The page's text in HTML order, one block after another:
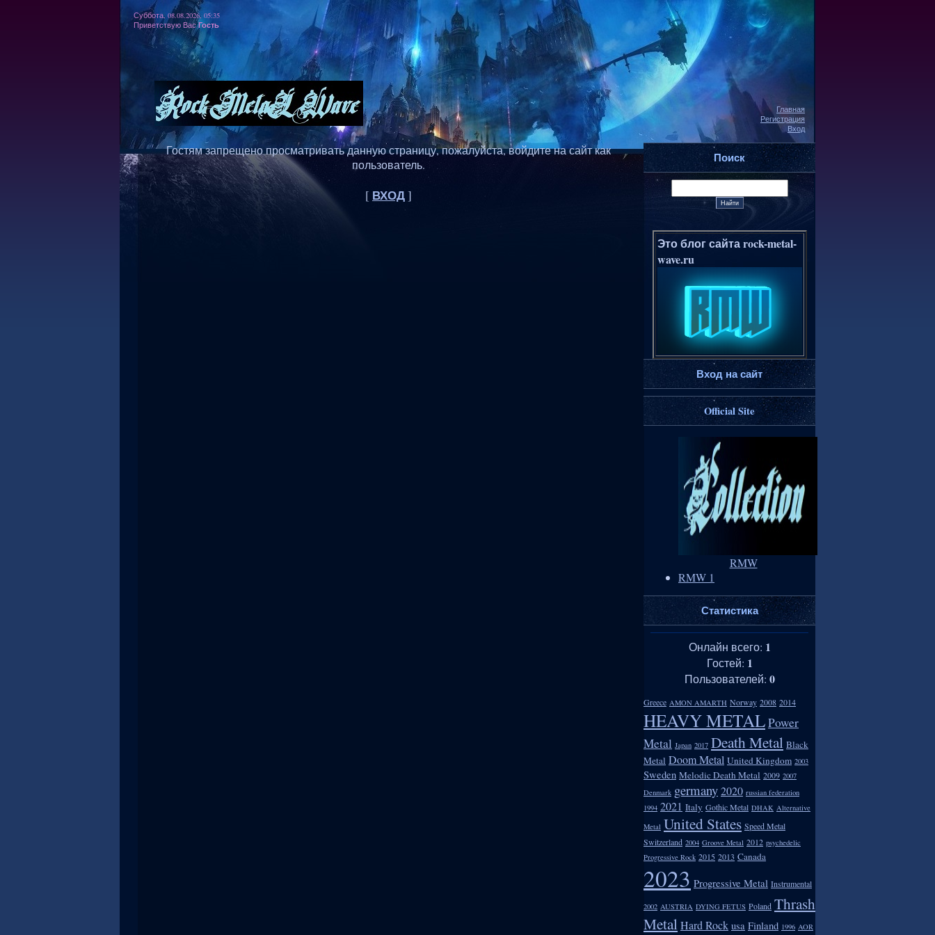
Суббота, 08.08.2026, 05:35
Приветствую Вас Гость
Главная
Регистрация
Вход
Гостям запрещено просматривать данную страницу, пожалуйста, войдите на сайт как
пользователь.
[ ВХОД]
Поиск
Это блог сайта rock-metal-
wave.ru
Вход на сайт
Official Site
RMW
RMW 1
Статистика
Онлайн всего: 1
Гостей: 1
Пользователей: 0
Greece AMON AMARTH Norway 2008 2014
HEAVY METALPower
Metal Japan 2017 Death Metal Black
Metal Doom Metal United Kingdom 2003
Sweden Melodic Death Metal 2009 2007
Denmark germany2020 russian federation
1994 2021 Italy Gothic Metal DHAK Alternative
Metal United States Speed Metal
Switzerland 2004 Groove Metal 2012 psychedelic
Progressive Rock 2015 2013 Canada
2023 Progressive Metal Instrumental
2002 AUSTRIA DYING FETUS Poland Thrash
MetalHard Rock usa Finland 1996 AOR